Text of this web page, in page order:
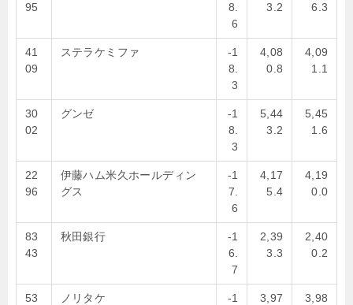
95
8.
6
3.2
6.3
41
09
ステラケミファ
-1
8.
3
4,08
0.8
4,09
1.1
30
02
グンゼ
-1
8.
3
5,44
3.2
5,45
1.6
22
96
伊藤ハム米久ホールディン
グス
-1
7.
6
4,17
5.4
4,19
0.0
83
43
秋田銀行
-1
6.
7
2,39
3.3
2,40
0.2
53
ノリタケ
-1
3,97
3,98